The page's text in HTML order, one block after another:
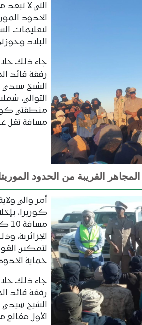
التي لا
الحدود
لتعليمات
البلاد
جاء ذلك خلال
رفقة قائد
الشيخ سيدي
التوالي،
منطقتي
مسافة تقل
القريبة من الحدود
أمر والي
كوريرا،
الجزائرية،
لتمكين
حماية
جاء ذلك
رفقة قائد
الشيخ سيدي
الأول